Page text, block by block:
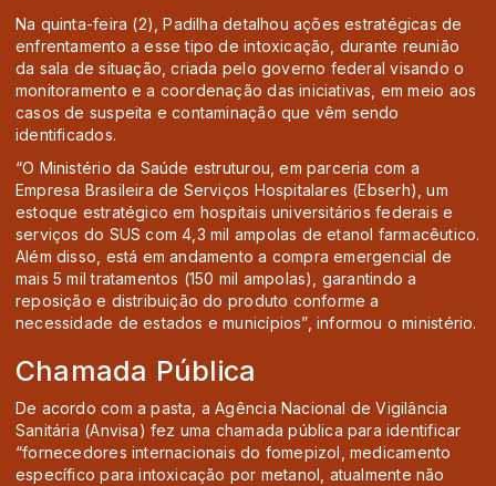
Na quinta-feira (2), Padilha detalhou ações estratégicas de
enfrentamento a esse tipo de intoxicação, durante reunião
da sala de situação, criada pelo governo federal visando o
monitoramento e a coordenação das iniciativas, em meio aos
casos de suspeita e contaminação que vêm sendo
identificados.
“O Ministério da Saúde estruturou, em parceria com a
Empresa Brasileira de Serviços Hospitalares (Ebserh), um
estoque estratégico em hospitais universitários federais e
serviços do SUS com 4,3 mil ampolas de etanol farmacêutico.
Além disso, está em andamento a compra emergencial de
mais 5 mil tratamentos (150 mil ampolas), garantindo a
reposição e distribuição do produto conforme a
necessidade de estados e municípios”, informou o ministério.
Chamada Pública
De acordo com a pasta, a Agência Nacional de Vigilância
Sanitária (Anvisa) fez uma chamada pública para identificar
“fornecedores internacionais do fomepizol, medicamento
específico para intoxicação por metanol, atualmente não